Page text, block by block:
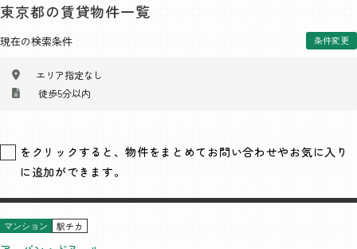
東京都の賃貸物件一覧
現在の検索条件 条件変更
エリア指定なし
徒歩5分以内
をクリックすると、物件をまとめてお問い合わせやお気に入り
に追加ができます。
マンション 駅チカ